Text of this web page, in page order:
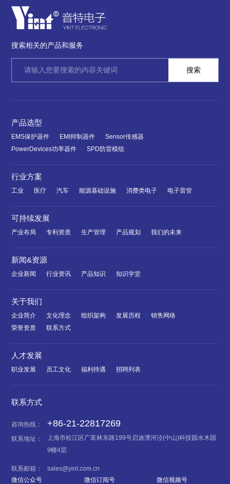
搜索相关的产品和服务
产品选型
EMS保护器件 EMI抑制器件
Sensor传感器
PowerDevices功率器件
SPD防雷模组
行业方案
工业 医疗 汽车 能源基础设施 消费类电子 电子雷管
可持续发展
产业布局 专利资质 生产管理 产品规划 我们的未来
新闻&资源
企业新闻 行业资讯 产品知识 知识学堂
关于我们
企业简介 文化理念 组织架构 发展历程
销售网络
荣誉资质
联系方式
人才发展
职业发展 员工文化 福利待遇 招聘列表
联系方式
咨询热线： +86-21-22817269
联系地址：
上海市松江区广富林东路199号启迪漕河泾(中山)科技园水木园
9幢4层
联系邮箱：
sales@yint.com.cn
微信公众号
微信订阅号 微信视频号